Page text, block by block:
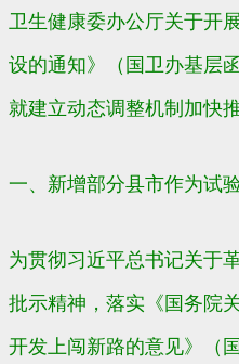
卫生健康委办公厅关于开
设的通知》（国卫办基层
就建立动态调整机制加快
一、新增部分县市作为试
为贯彻习近平总书记关于
批示精神，落实《国务院
开发上闯新路的意见》（